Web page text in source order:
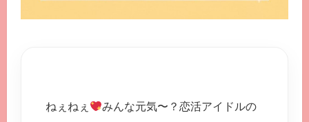
ねぇねぇ
みんな元気〜？恋活アイドルの